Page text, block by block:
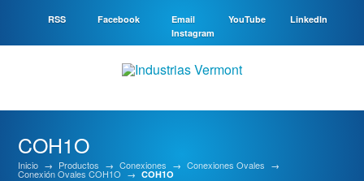
RSS Facebook Email YouTube
LinkedIn
Instagram
COH1O
Inicio → Productos → Conexiones → Conexiones Ovales →
Conexión Ovales COH1O → COH1O